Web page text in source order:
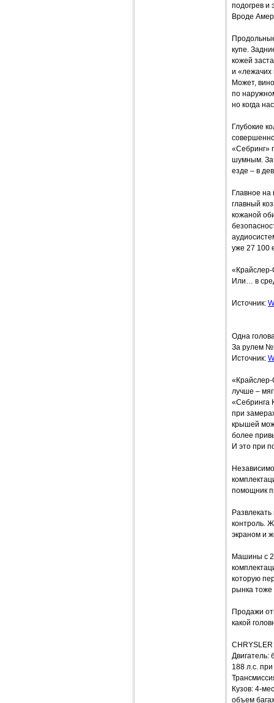
подогрев и
Вроде
купе.
кожей
и «лежачих
Может,
по
но когда
Глубокие
«Себринг»
шумным.
езде – в
Главное
главный
кожаной
уже 27 100
«Крайслер-
Или… в
Источник:
Одна
За рулем
Источник:
«Крайслер-
лучше –
«Себринга
при
крышей
более
И это при
помощник
контроль.
экраном и
Машины с
которую
рынка тоже
Продажи
какой
CHRYSLER
Двигатель:
188 л.с.
Кузов: 4-
объем